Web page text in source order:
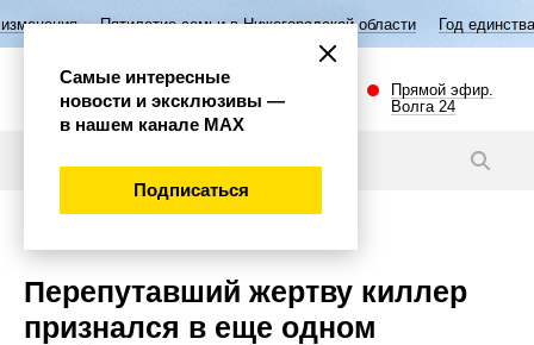
семьи в Нижегородской области Год единства народов России
Прямой эфир.
Волга 24
Перепутавший жертву киллер
признался в еще одном
Самые интересные
новости и эксклюзивы —
в нашем канале МАХ
Подписаться